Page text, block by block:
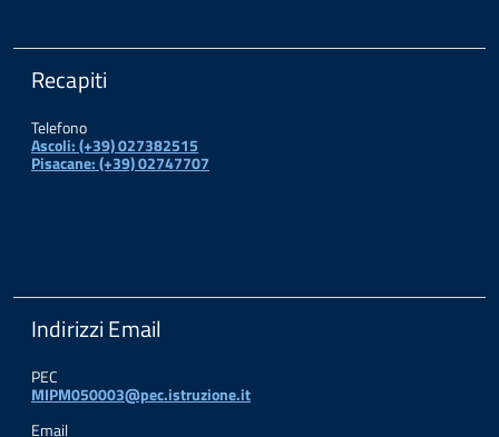
Recapiti
Telefono
Ascoli: (+39) 027382515
Pisacane: (+39) 02747707
Indirizzi Email
PEC
MIPM050003@pec.istruzione.it
Email